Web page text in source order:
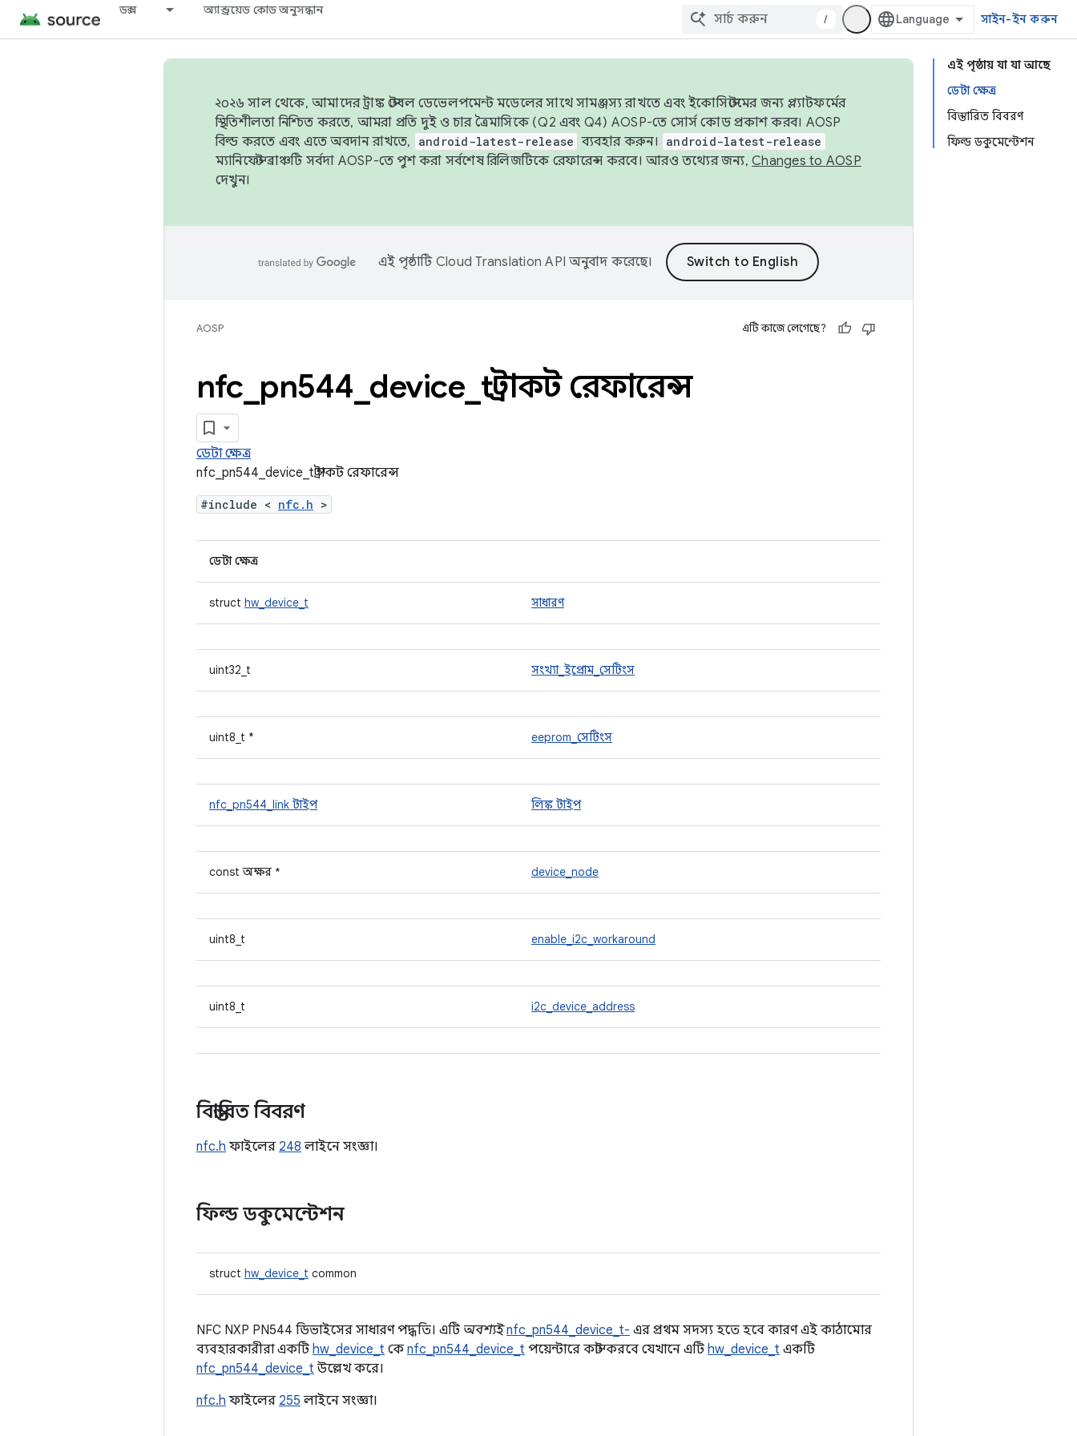
ডক্স অ্যান্ড্রয়েড কোড অনুসন্ধান
/ সাইন-ইন করুন
এই পৃষ্ঠায় যা যা আছে
ডেটা ক্ষেত্র
বিস্তারিত বিবরণ
ফিল্ড ডকুমেন্টেশন
২০২৬ সাল থেকে, আমাদের ট্রাঙ্ক স্টেবল ডেভেলপমেন্ট মডেলের সাথে সামঞ্জস্য রাখতে এবং ইকোসিস্টেমের জন্য প্ল্যাটফর্মের
স্থিতিশীলতা নিশ্চিত করতে, আমরা প্রতি দুই ও চার ত্রৈমাসিকে (Q2 এবং Q4) AOSP-তে সোর্স কোড প্রকাশ করব। AOSP
বিল্ড করতে এবং এতে অবদান রাখতে,
android-latest-release ব্যবহার করুন। android-latest-release
ম্যানিফেস্ট ব্রাঞ্চটি সর্বদা AOSP-তে পুশ করা সর্বশেষ রিলিজটিকে রেফারেন্স করবে। আরও তথ্যের জন্য, Changes to AOSP
দেখুন।
এই পৃষ্ঠাটি Cloud Translation API অনুবাদ করেছে।
AOSP এটি কাজে লেগেছে?
nfc pn544 device t স্ট্রাকট রেফারেন্স
ডেটা ক্ষেত্র
nfc_pn544_device_t স্ট্রাকট রেফারেন্স
#include < nfc.h >
ডেটা ক্ষেত্র
struct hw_device_t সাধারণ
uint32_t সংখ্যা_ইপ্রোম_সেটিংস
uint8_t * eeprom_সেটিংস
nfc_pn544_link টাইপ লিঙ্ক টাইপ
const অক্ষর * device_node
uint8_t enable_i2c_workaround
uint8_t i2c_device_address
বিস্তারিত বিবরণ
nfc.h ফাইলের 248 লাইনে সংজ্ঞা।
ফিল্ড ডকুমেন্টেশন
struct hw_device_t common
NFC NXP PN544 ডিভাইসের সাধারণ পদ্ধতি। এটি অবশ্যই nfc_pn544_device_t- এর প্রথম সদস্য হতে হবে কারণ এই কাঠামোর
ব্যবহারকারীরা একটি hw_device_t কে nfc_pn544_device_t পয়েন্টারে কাস্ট করবে যেখানে এটি hw_device_t একটি
nfc_pn544_device_t উল্লেখ করে।
nfc.h ফাইলের 255 লাইনে সংজ্ঞা।